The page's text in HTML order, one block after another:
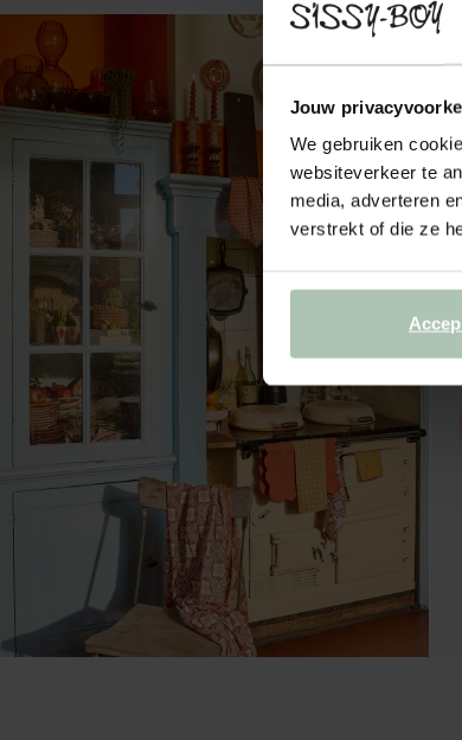
Jouw
We gebruiken
websiteverkeer te
media, adverteren
verstrekt of die ze